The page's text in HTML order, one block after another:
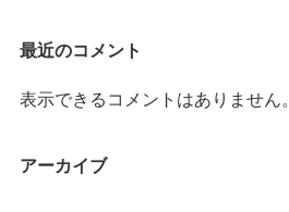
最近のコメント
表示できるコメントはありません。
アーカイブ